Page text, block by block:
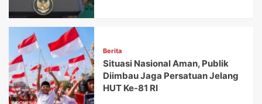
Berita
Situasi Nasional Aman, Publik
Diimbau Jaga Persatuan Jelang
HUT Ke-81 RI